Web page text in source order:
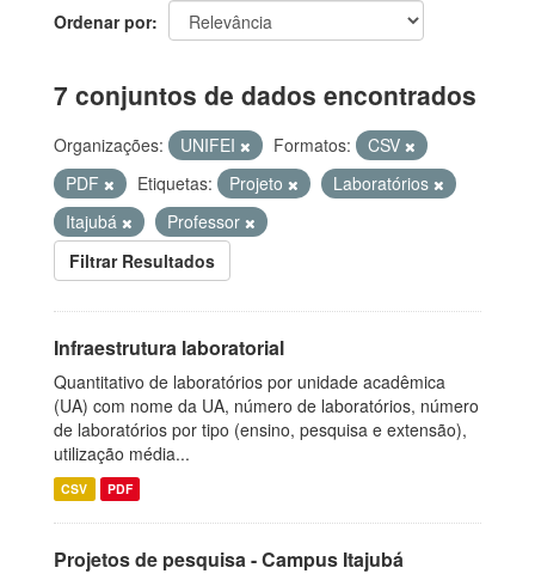
Ordenar por
7 conjuntos de dados encontrados
Organizações: UNIFEI Formatos:
CSV
PDF
Etiquetas: Projeto
Laboratórios
Itajubá
Professor
Filtrar Resultados
Infraestrutura laboratorial
Quantitativo de laboratórios por unidade acadêmica
(UA) com nome da UA, número de laboratórios, número
de laboratórios por tipo (ensino, pesquisa e extensão),
utilização média...
CSV PDF
Projetos de pesquisa - Campus Itajubá